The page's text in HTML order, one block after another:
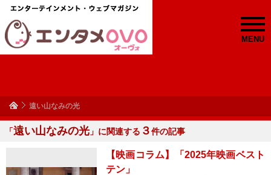
MENU
遠い山なみの光
「遠い山なみの光 」に関連する ３件の記事
【映画コラム】「2025年映画ベスト
テン」